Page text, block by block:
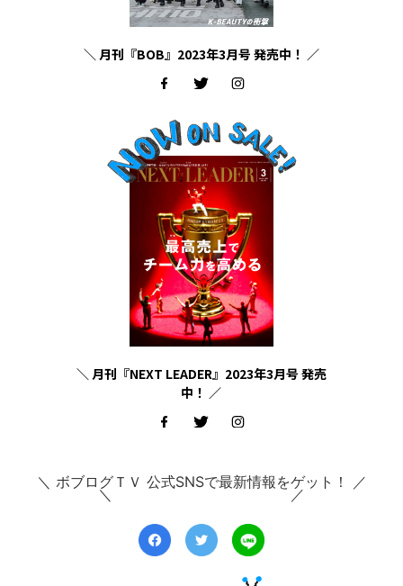
＼ 月刊『BOB』2023年3月号 発売中！ ／
＼ 月刊『NEXT LEADER』2023年3月号 発売
中！ ／
＼ ボブログＴＶ 公式SNSで最新情報をゲット！ ／